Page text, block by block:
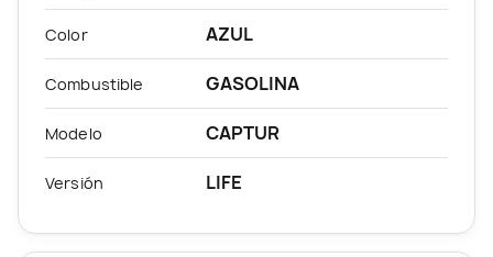
Color AZUL
Combustible GASOLINA
Modelo CAPTUR
Versión LIFE